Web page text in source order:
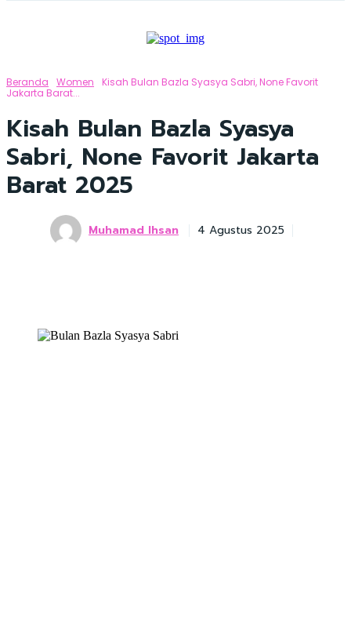
Beranda Women
Kisah Bulan Bazla Syasya Sabri, None Favorit
Jakarta Barat...
Kisah Bulan Bazla Syasya
Sabri, None Favorit Jakarta
Barat 2025
Muhamad Ihsan 4 Agustus 2025